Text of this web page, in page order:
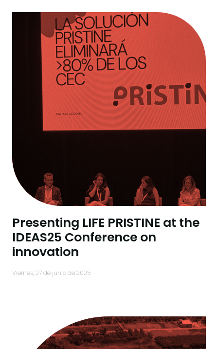
Presenting LIFE PRISTINE at the
IDEAS25 Conference on
innovation
viernes, 27 de junio de 2025